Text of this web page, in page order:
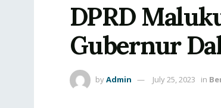
DPRD
Gubernur
byAdmin July 25, 2023 in